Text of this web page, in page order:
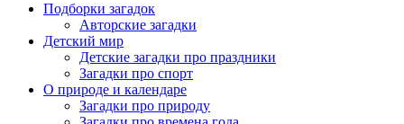
Подборки загадок
Авторские загадки
Детский мир
Детские загадки про праздники
Загадки про спорт
О природе и календаре
Загадки про природу